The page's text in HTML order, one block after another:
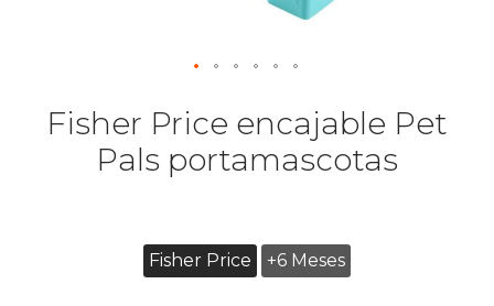
Fisher Price encajable Pet
Pals portamascotas
Fisher Price +6 Meses